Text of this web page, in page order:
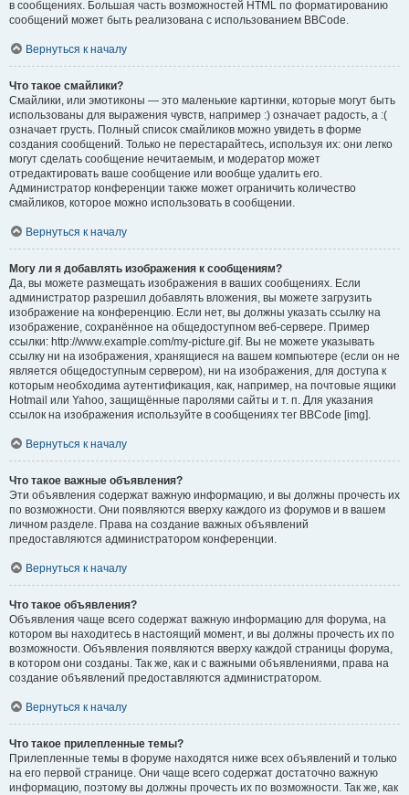
в сообщениях. Большая часть возможностей HTML по форматированию
сообщений может быть реализована с использованием BBCode.
Вернуться к началу
Что такое смайлики?
Смайлики, или эмотиконы — это маленькие картинки, которые могут быть
использованы для выражения чувств, например :) означает радость, а :(
означает грусть. Полный список смайликов можно увидеть в форме
создания сообщений. Только не перестарайтесь, используя их: они легко
могут сделать сообщение нечитаемым, и модератор может
отредактировать ваше сообщение или вообще удалить его.
Администратор конференции также может ограничить количество
смайликов, которое можно использовать в сообщении.
Вернуться к началу
Могу ли я добавлять изображения к сообщениям?
Да, вы можете размещать изображения в ваших сообщениях. Если
администратор разрешил добавлять вложения, вы можете загрузить
изображение на конференцию. Если нет, вы должны указать ссылку на
изображение, сохранённое на общедоступном веб-сервере. Пример
ссылки: http://www.example.com/my-picture.gif. Вы не можете указывать
ссылку ни на изображения, хранящиеся на вашем компьютере (если он не
является общедоступным сервером), ни на изображения, для доступа к
которым необходима аутентификация, как, например, на почтовые ящики
Hotmail или Yahoo, защищённые паролями сайты и т. п. Для указания
ссылок на изображения используйте в сообщениях тег BBCode [img].
Вернуться к началу
Что такое важные объявления?
Эти объявления содержат важную информацию, и вы должны прочесть их
по возможности. Они появляются вверху каждого из форумов и в вашем
личном разделе. Права на создание важных объявлений
предоставляются администратором конференции.
Вернуться к началу
Что такое объявления?
Объявления чаще всего содержат важную информацию для форума, на
котором вы находитесь в настоящий момент, и вы должны прочесть их по
возможности. Объявления появляются вверху каждой страницы форума,
в котором они созданы. Так же, как и с важными объявлениями, права на
создание объявлений предоставляются администратором.
Вернуться к началу
Что такое прилепленные темы?
Прилепленные темы в форуме находятся ниже всех объявлений и только
на его первой странице. Они чаще всего содержат достаточно важную
информацию, поэтому вы должны прочесть их по возможности. Так же, как